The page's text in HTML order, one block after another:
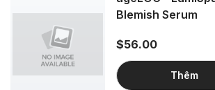
Blemish Serum
$56.00
Thêm